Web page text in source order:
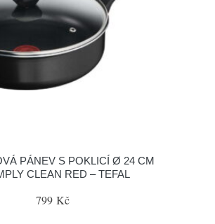
PÁNEV S POKLICÍ Ø 24 CM
CLEAN RED – TEFAL
799 Kč